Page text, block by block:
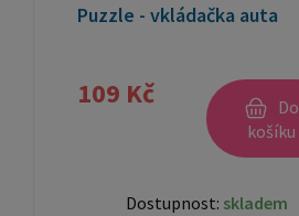
Puzzle - vkládačka auta
109 Kč
Do
košíku
Dostupnost: skladem